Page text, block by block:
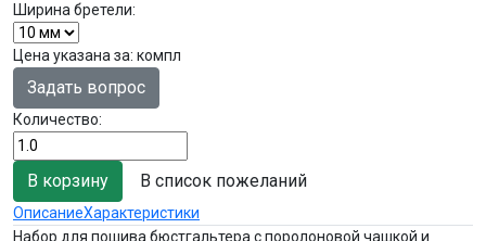
Ширина бретели:
Цена указана за: компл
Задать вопрос
Количество:
В список пожеланий
ОписаниеХарактеристики
Набор для пошива бюстгальтера с поролоновой чашкой и